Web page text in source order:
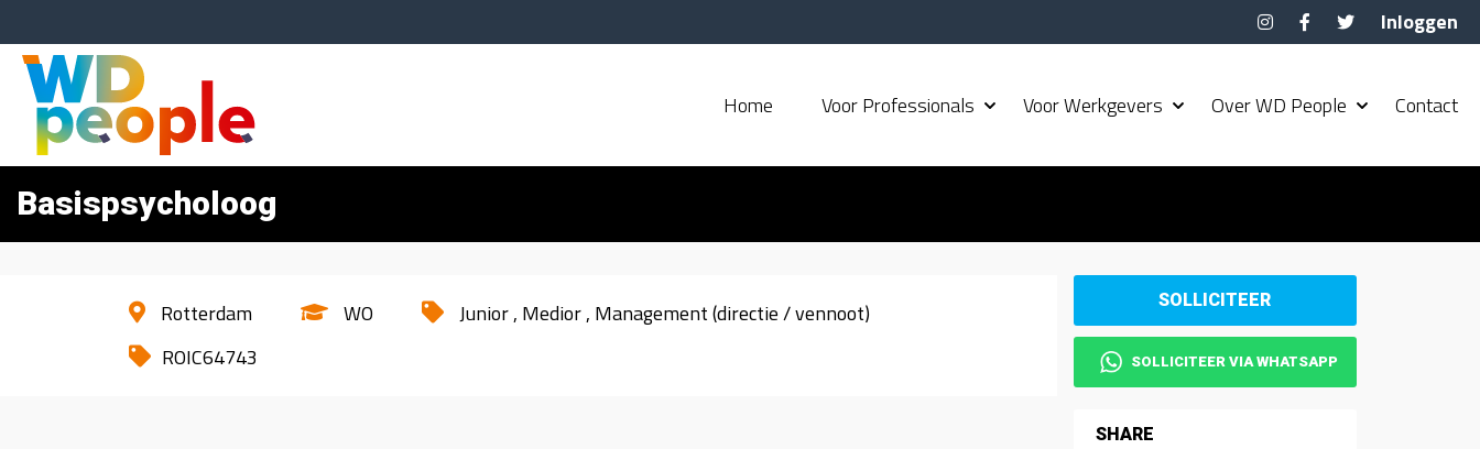
Inloggen
Home Voor Professionals Voor Werkgevers Over WD People Contact
Basispsycholoog
Rotterdam WO Junior Medior Management (directie / vennoot)
ROIC64743
SOLLICITEER VIA WHATSAPP
SHARE